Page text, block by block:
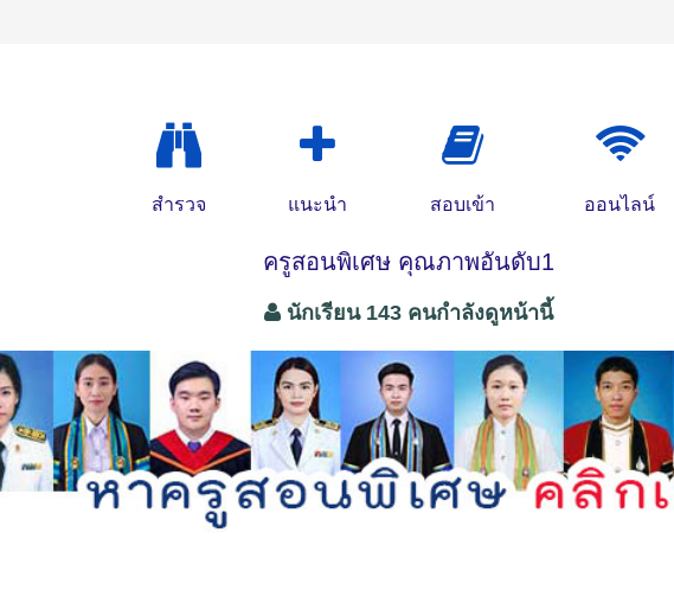
สำรวจ แนะนำ สอบเข้า ออนไลน์
ครูสอนพิเศษ คุณภาพอันดับ1
นักเรียน 143 คนกำลังดูหน้านี้